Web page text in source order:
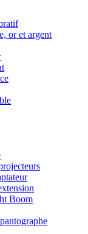
or et argent
Boom